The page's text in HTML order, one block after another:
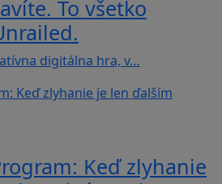
To všetko
digitálna hra, v…
Keď zlyhanie